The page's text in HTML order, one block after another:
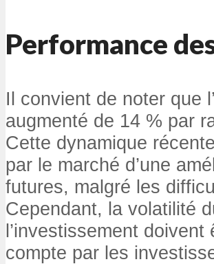
Performance
Il convient de noter que
augmenté de 14 % par
Cette dynamique
par le marché d’une
futures, malgré les
Cependant, la volatilité
l’investissement
compte par les